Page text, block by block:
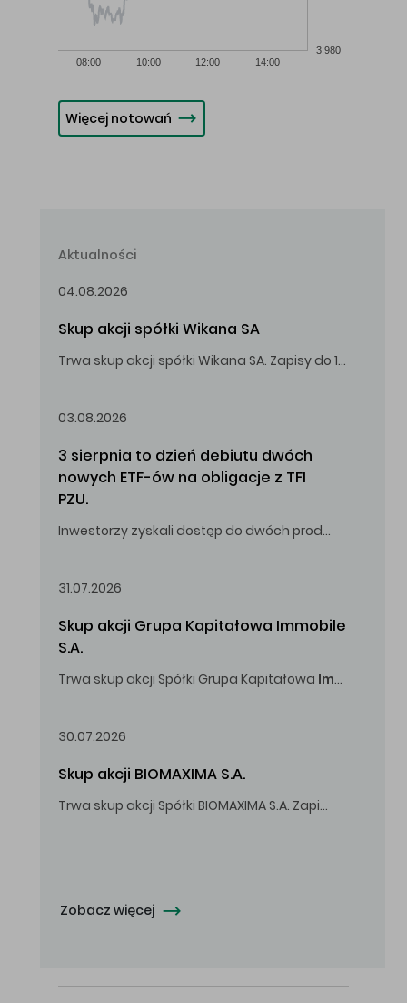
08:00 10:00 12:00 14:00
3 980
Więcej notowań
Aktualności
04.08.2026
Skup akcji spółki Wikana SA
Trwa skup akcji spółki Wikana SA. Zapisy do 14.08.2026 r. do godz. 16.00.
03.08.2026
3 sierpnia to dzień debiutu dwóch
nowych ETF-ów na obligacje z TFI
PZU.
Inwestorzy zyskali dostęp do dwóch produktów umożliwiających inwestowanie w obligacje skarbowe.
31.07.2026
Skup akcji Grupa Kapitałowa Immobile
S.A.
Trwa skup akcji Spółki Grupa Kapitałowa Immobile
30.07.2026
Skup akcji BIOMAXIMA S.A.
Trwa skup akcji Spółki BIOMAXIMA S.A. Zapisy do 4 sierpnia 2026 r. do godz. 16.00.
Zobacz więcej